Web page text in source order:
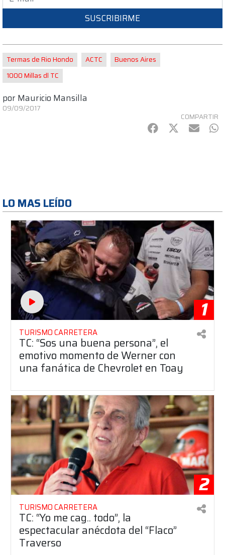
SUSCRIBIRME
Termas de Rio Hondo ACTC
Buenos Aires
1000 Millas dl TC
por Mauricio Mansilla
09/09/2017
COMPARTIR
Facebook
Twitter
mail
LO MAS LEÍDO
1
TURISMO CARRETERA
TC: “Sos una buena persona”, el
emotivo momento de Werner con
una fanática de Chevrolet en Toay
2
TURISMO CARRETERA
TC: “Yo me cag.. todo”, la
espectacular anécdota del “Flaco”
Traverso